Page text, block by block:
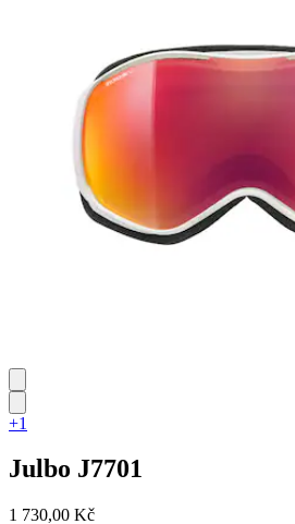
+1
Julbo J7701
1 730,00 Kč